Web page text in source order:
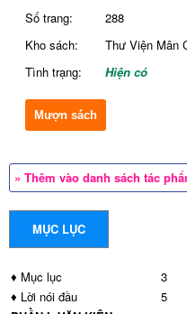
Số trang:
288
Kho sách:
Thư Viện Mân
Tình trạng:
Hiện có
Mượn sách
» Thêm vào danh sách tác
MỤC LỤC
♦ Mục lục
3
♦ Lời nói đầu
5